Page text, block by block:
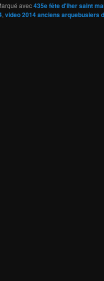
avec435e fête d'iher saint
, video 2014 anciens arquebusiers